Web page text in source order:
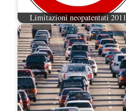
Limitazioni neopatentati 2011